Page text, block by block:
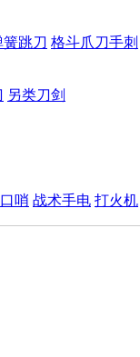
簧跳刀 格斗爪刀手刺
另类刀剑
哨 战术手电 打火机